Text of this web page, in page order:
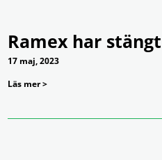
Ramex har
17 maj, 2023
Läs mer >